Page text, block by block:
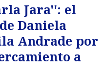
Jara'': el
Daniela
Andrade por
a